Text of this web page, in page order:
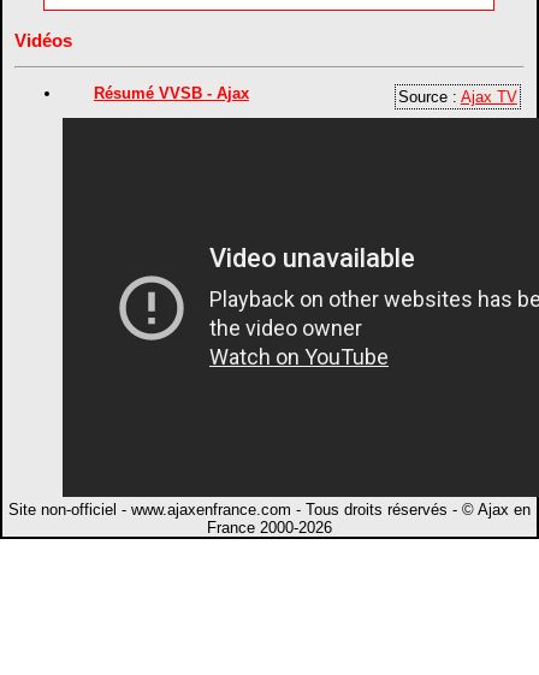
Vidéos
Source : Ajax TV
Résumé VVSB - Ajax
Site non-officiel - www.ajaxenfrance.com - Tous droits réservés - © Ajax en
France 2000-2026